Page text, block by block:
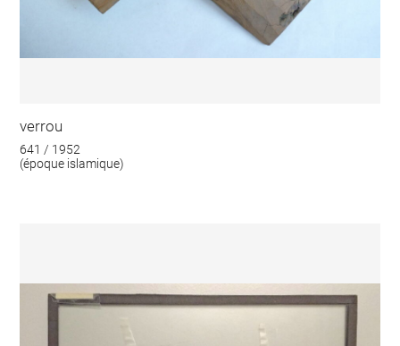
verrou
641 / 1952
(époque islamique)